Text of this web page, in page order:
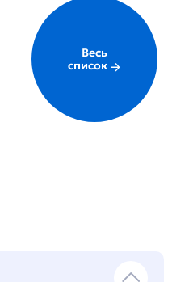
Весь
список